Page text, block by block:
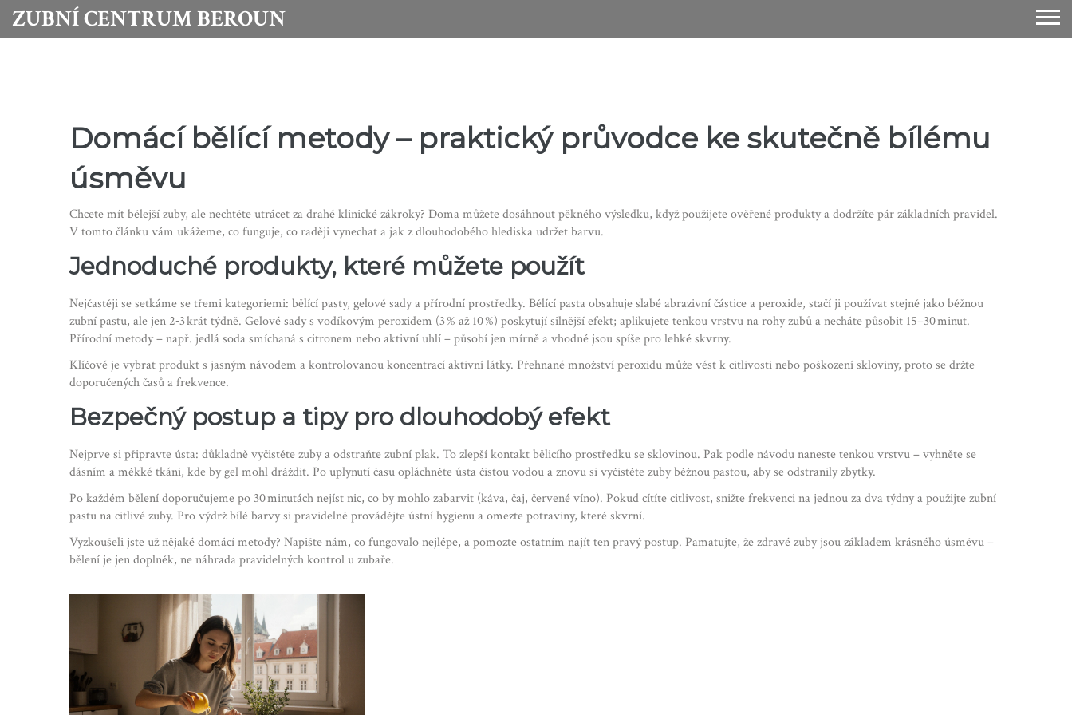
ZUBNÍ CENTRUM BEROUN
Domácí bělící metody – praktický průvodce ke skutečně bílému
úsměvu
Chcete mít bělejší zuby, ale nechtěte utrácet za drahé klinické zákroky? Doma můžete dosáhnout pěkného výsledku, když použijete ověřené produkty a dodržíte pár základních pravidel.
V tomto článku vám ukážeme, co funguje, co raději vynechat a jak z dlouhodobého hlediska udržet barvu.
Jednoduché produkty, které můžete použít
Nejčastěji se setkáme se třemi kategoriemi: bělící pasty, gelové sady a přírodní prostředky. Bělící pasta obsahuje slabé abrazivní částice a peroxide, stačí ji používat stejně jako běžnou
zubní pastu, ale jen 2‑3 krát týdně. Gelové sady s vodíkovým peroxidem (3 % až 10 %) poskytují silnější efekt; aplikujete tenkou vrstvu na rohy zubů a necháte působit 15–30 minut.
Přírodní metody – např. jedlá soda smíchaná s citronem nebo aktivní uhlí – působí jen mírně a vhodné jsou spíše pro lehké skvrny.
Klíčové je vybrat produkt s jasným návodem a kontrolovanou koncentrací aktivní látky. Přehnané množství peroxidu může vést k citlivosti nebo poškození skloviny, proto se držte
doporučených časů a frekvence.
Bezpečný postup a tipy pro dlouhodobý efekt
Nejprve si připravte ústa: důkladně vyčistěte zuby a odstraňte zubní plak. To zlepší kontakt bělicího prostředku se sklovinou. Pak podle návodu naneste tenkou vrstvu – vyhněte se
dásním a měkké tkáni, kde by gel mohl dráždit. Po uplynutí času opláchněte ústa čistou vodou a znovu si vyčistěte zuby běžnou pastou, aby se odstranily zbytky.
Po každém bělení doporučujeme po 30 minutách nejíst nic, co by mohlo zabarvit (káva, čaj, červené víno). Pokud cítíte citlivost, snižte frekvenci na jednou za dva týdny a použijte zubní
pastu na citlivé zuby. Pro výdrž bílé barvy si pravidelně provádějte ústní hygienu a omezte potraviny, které skvrní.
Vyzkoušeli jste už nějaké domácí metody? Napište nám, co fungovalo nejlépe, a pomozte ostatním najít ten pravý postup. Pamatujte, že zdravé zuby jsou základem krásného úsměvu –
bělení je jen doplněk, ne náhrada pravidelných kontrol u zubaře.